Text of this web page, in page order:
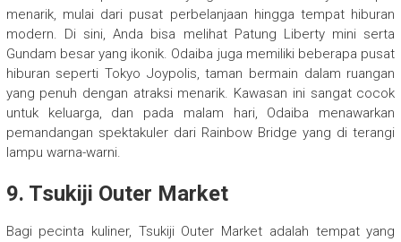
menarik, mulai dari pusat perbelanjaan hingga tempat hiburan
modern. Di sini, Anda bisa melihat Patung Liberty mini serta
Gundam besar yang ikonik. Odaiba juga memiliki beberapa pusat
hiburan seperti Tokyo Joypolis, taman bermain dalam ruangan
yang penuh dengan atraksi menarik. Kawasan ini sangat cocok
untuk keluarga, dan pada malam hari, Odaiba menawarkan
pemandangan spektakuler dari Rainbow Bridge yang di terangi
lampu warna-warni.
9. Tsukiji Outer Market
Bagi pecinta kuliner, Tsukiji Outer Market adalah tempat yang